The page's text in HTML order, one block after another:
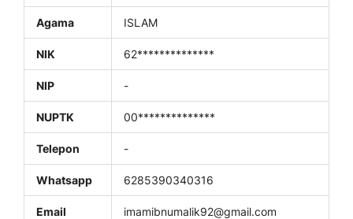
Agama ISLAM
NIK 62**************
NIP -
NUPTK 00**************
Telepon -
Whatsapp 6285390340316
Email imamibnumalik92@gmail.com